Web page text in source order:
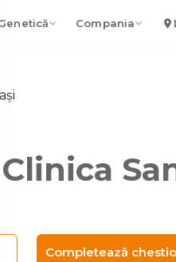
Compania
Clinica
Completează